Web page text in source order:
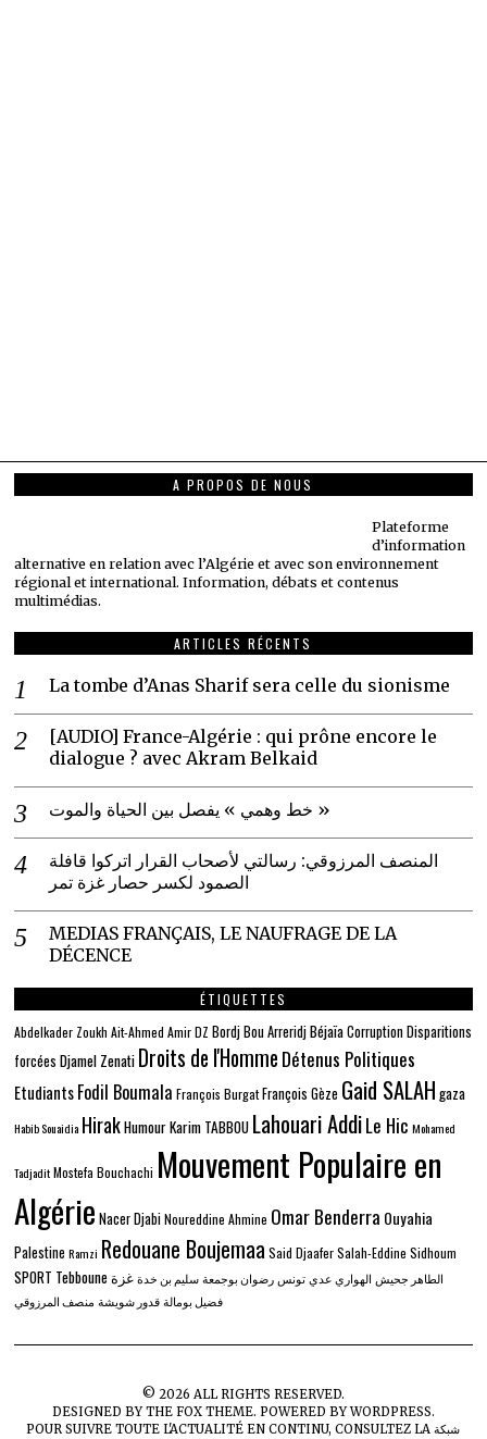
A PROPOS DE NOUS
Plateforme
d’information
alternative en relation avec l’Algérie et avec son environnement
régional et international. Information, débats et contenus
multimédias.
ARTICLES RÉCENTS
La tombe d’Anas Sharif sera celle du sionisme
[AUDIO] France-Algérie : qui prône encore le
dialogue ? avec Akram Belkaid
خط وهمي » يفصل بين الحياة والموت »
المنصف المرزوقي: رسالتي لأصحاب القرار اتركوا قافلة
الصمود لكسر حصار غزة تمر
MEDIAS FRANÇAIS, LE NAUFRAGE DE LA
DÉCENCE
ÉTIQUETTES
Abdelkader Zoukh Ait-Ahmed Amir DZ Bordj Bou ArreridjBéjaïaCorruption Disparitions
forcées Djamel Zenati Droits de l'Homme Détenus Politiques
EtudiantsFodil Boumala François BurgatFrançois Gèze Gaid SALAH gaza
Habib Souaidia HirakHumourKarim TABBOU Lahouari AddiLe Hic Mohamed
Tadjadit Mostefa Bouchachi Mouvement Populaire en
Algérie Nacer Djabi Noureddine Ahmine Omar Benderra Ouyahia
Palestine Ramzi Redouane Boujemaa Said Djaafer Salah-Eddine Sidhoum
SPORT Tebboune الطاهر جحيش الهواري عدي تونس رضوان بوجمعة سليم بن خدة غزة
فضيل بومالة قدور شويشة منصف المرزوقي
© 2026 ALL RIGHTS RESERVED.
DESIGNED BYTHE FOX THEME. POWERED BY WORDPRESS.
POUR SUIVRE TOUTE L'ACTUALITÉ EN CONTINU, CONSULTEZ LAشبكة